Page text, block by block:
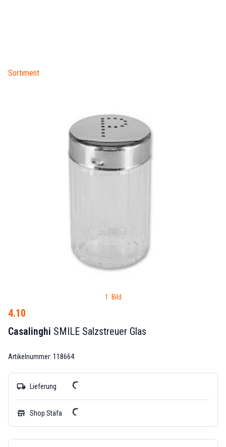
Sortiment
1 Bild
4.10
Casalinghi SMILE Salzstreuer Glas
Artikelnummer: 118664
local_shipping Lieferung
store Shop Stäfa